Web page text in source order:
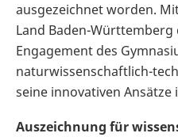
ausgezeichnet worden.
Land Baden-
Engagement des
naturwissenschaftlich-
seine innovativen Ansätze
Auszeichnung für